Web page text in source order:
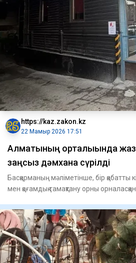
https://kaz.zakon.kz
22 Мамыр 2026 17:51
Алматының орталығында
заңсыз дәмхана сүрілді
Басқарманың мәліметінше, бір қабатты
мен қоғамдық тамақтану орны